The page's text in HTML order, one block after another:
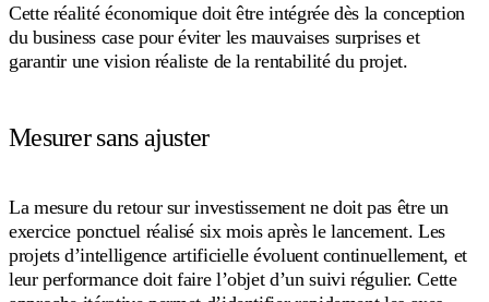
Cette réalité économique doit être intégrée dès la conception
du business case pour éviter les mauvaises surprises et
garantir une vision réaliste de la rentabilité du projet.
Mesurer sans ajuster
La mesure du retour sur investissement ne doit pas être un
exercice ponctuel réalisé six mois après le lancement. Les
projets d’intelligence artificielle évoluent continuellement, et
leur performance doit faire l’objet d’un suivi régulier. Cette